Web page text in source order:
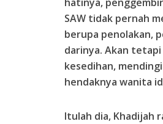
SAW tidak pernah
berupa penolakan,
darinya. Akan
kesedihan,
hendaknya wanita
Itulah dia, Khadijah